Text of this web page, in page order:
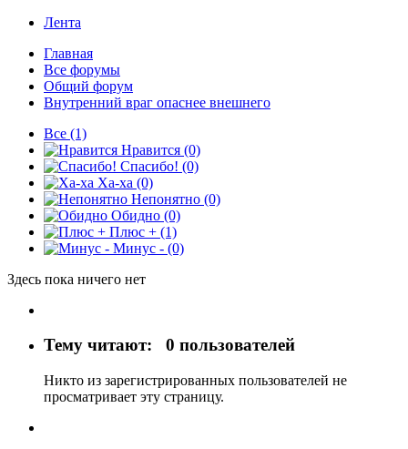
Лента
Главная
Все форумы
Общий форум
Внутренний враг опаснее внешнего
Все (1)
Нравится (0)
Спасибо! (0)
Ха-ха (0)
Непонятно (0)
Обидно (0)
Плюс + (1)
Минус - (0)
Здесь пока ничего нет
Тему читают: 0 пользователей
Никто из зарегистрированных пользователей не
просматривает эту страницу.